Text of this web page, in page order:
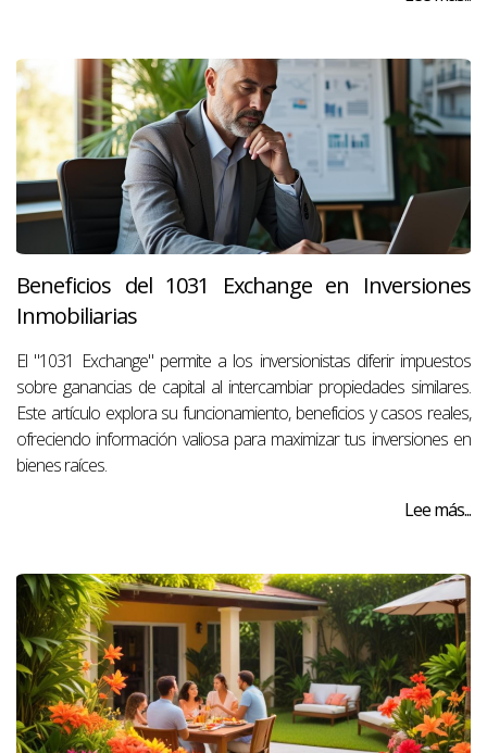
Beneficios del 1031 Exchange en Inversiones
Inmobiliarias
El "1031 Exchange" permite a los inversionistas diferir impuestos
sobre ganancias de capital al intercambiar propiedades similares.
Este artículo explora su funcionamiento, beneficios y casos reales,
ofreciendo información valiosa para maximizar tus inversiones en
bienes raíces.
Lee más...